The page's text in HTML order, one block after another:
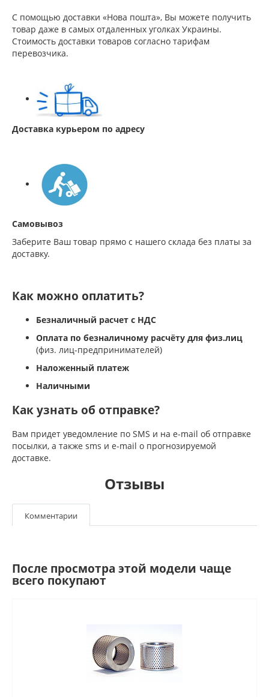
С помощью доставки «Нова пошта», Вы можете получить
товар даже в самых отдаленных уголках Украины.
Стоимость доставки товаров согласно тарифам
перевозчика.
Доставка курьером по адресу
Самовывоз
Заберите Ваш товар прямо с нашего склада без платы за
доставку.
Как можно оплатить?
Безналичный расчет с НДС
Оплата по безналичному расчёту для физ.лиц
(физ. лиц-предпринимателей)
Наложенный платеж
Наличными
Как узнать об отправке?
Вам придет уведомление по SMS и на e-mail об отправке
посылки, а также sms и e-mail о прогнозируемой
доставке.
Отзывы
Комментарии
После просмотра этой модели чаще
всего покупают